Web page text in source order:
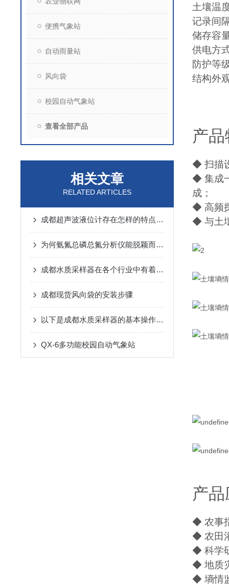
便携气象站
自动雨量站
风向袋
校园自动气象站
查看全部产品
相关文章
RELATED ARTICLES
成都超声波液位计存在怎样的特点呢？
为何氨氮总磷总氮分析仪能脱颖而出？其优势藏着关键答案
成都水质采样器在各个行业中有着怎样的作用呢？
成都现货风向袋的安装步骤
以下是成都水质采样器的基本操作步骤
QX-6多功能校园自动气象站
土壤温
记录间
储存容
供电方
防护等
结构外
产
◆ 扫描
◆ 集成
成；
◆ 高频
◆ 与土
产
◆ 农事
◆ 农田
◆ 科学
◆ 地质
◆ 墒情